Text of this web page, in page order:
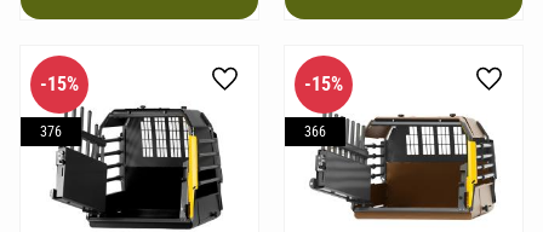
15%
376
Lägg till i favoriter
15%
366
Lägg